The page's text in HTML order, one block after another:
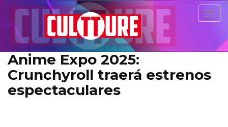
Anime Expo 2025:
Crunchyroll traerá estrenos
espectaculares